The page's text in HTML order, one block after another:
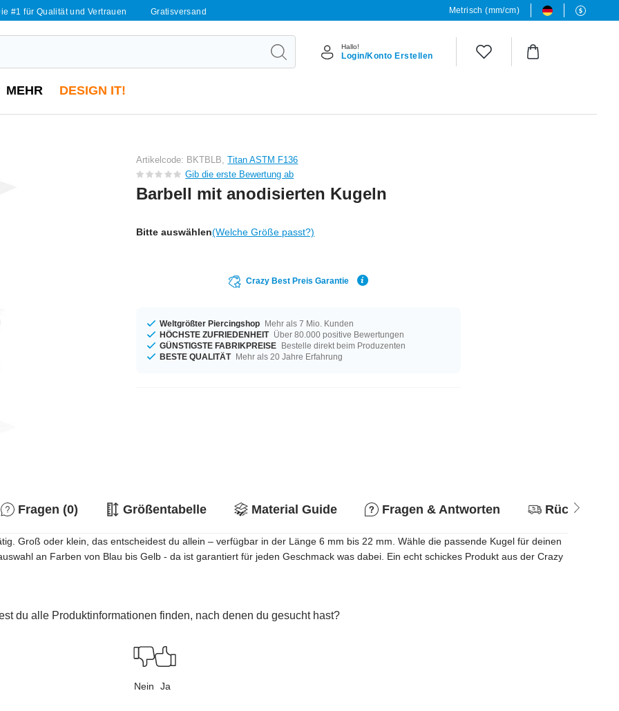
#1 für Qualität und Vertrauen Gratisversand Metrisch (mm/cm)
Hallo!
Login/Konto Erstellen
MEHR DESIGN IT!
Artikelcode: BKTBLB,Titan ASTM F136
Gib die erste Bewertung ab
Barbell mit anodisierten Kugeln
Bitte auswählen(Welche Größe passt?)
Crazy Best Preis Garantie
Weltgrößter Piercingshop Mehr als 7 Mio. Kunden
HÖCHSTE ZUFRIEDENHEIT Über 80.000 positive Bewertungen
GÜNSTIGSTE FABRIKPREISE Bestelle direkt beim Produzenten
BESTE QUALITÄT Mehr als 20 Jahre Erfahrung
Fragen (0) Größentabelle Material Guide Fragen & Antworten
Groß oder klein, das entscheidest du allein – verfügbar in der Länge 6 mm bis 22 mm. Wähle die passende Kugel für deinen
an Farben von Blau bis Gelb - da ist garantiert für jeden Geschmack was dabei. Ein echt schickes Produkt aus der Crazy
du alle Produktinformationen finden, nach denen du gesucht hast?
Nein Ja